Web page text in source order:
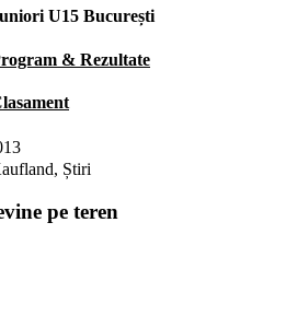
U15 București
& Rezultate
, Știri
pe teren